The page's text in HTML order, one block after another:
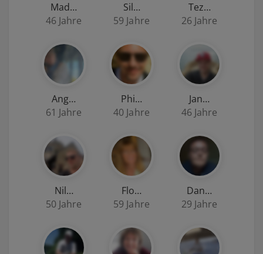
Mad…
46 Jahre
Sil…
59 Jahre
Tez…
26 Jahre
Ang…
61 Jahre
Phi…
40 Jahre
Jan…
46 Jahre
Nil…
50 Jahre
Flo…
59 Jahre
Dan…
29 Jahre